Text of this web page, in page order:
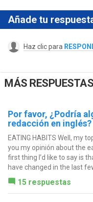
Añade tu
Haz clic para
MÁS
Por favor, ¿Podría
redacción en
EATING HABITS Well, my
you my opinión about the
first thing I’d like to say is
have changed in the last
15 respuestas